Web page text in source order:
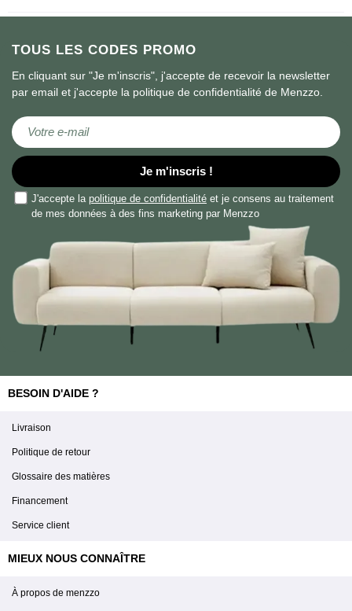
TOUS LES CODES PROMO
En cliquant sur "Je m'inscris", j'accepte de recevoir la newsletter
par email et j'accepte la politique de confidentialité de Menzzo.
Inscription à notre newsletter :
Je m'inscris !
J'accepte la politique de confidentialité et je consens au traitement
de mes données à des fins marketing par Menzzo
BESOIN D'AIDE ?
Livraison
Politique de retour
Glossaire des matières
Financement
Service client
MIEUX NOUS CONNAÎTRE
À propos de menzzo